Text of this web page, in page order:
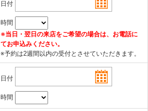
日付
時間
※当日・翌日の来店をご希望の場合は、お電話に
てお申込みください。
※予約は2週間以内の受付とさせていただきます。
日付
時間